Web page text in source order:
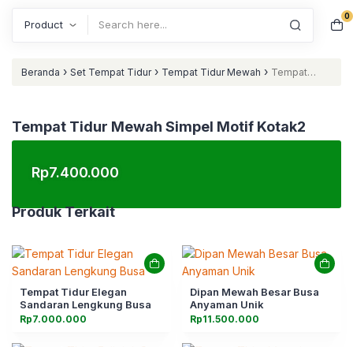
0
Beranda › Set Tempat Tidur › Tempat Tidur Mewah › Tempat
Tempat Tidur Mewah Simpel Motif Kotak2
Rp7.400.000
Produk Terkait
Tempat Tidur Elegan
Sandaran Lengkung Busa
Rp7.000.000
Dipan Mewah Besar Busa
Anyaman Unik
Rp11.500.000